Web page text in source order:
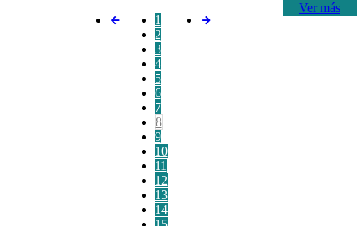
Ver más
1
2
3
4
5
6
7
8
9
10
11
12
13
14